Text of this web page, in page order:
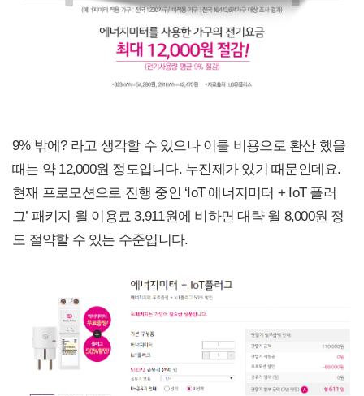
9% 밖에? 라고 생각할 수 있으나 이를 비용으로 환산 했을
때는 약 12,000원 정도입니다. 누진제가 있기 때문인데요.
현재 프로모션으로 진행 중인 ‘IoT 에너지미터 + IoT 플러
그’ 패키지 월 이용료 3,911원에 비하면 대략 월 8,000원 정
도 절약할 수 있는 수준입니다.